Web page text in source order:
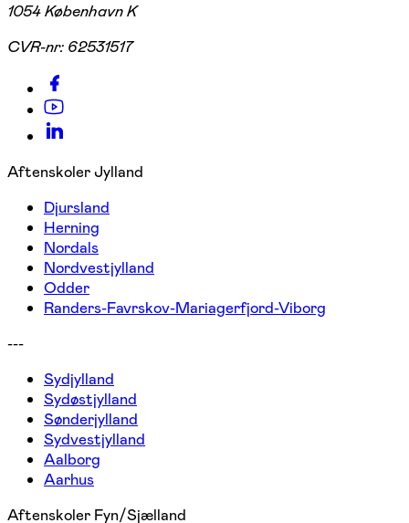
1054 København K
CVR-nr: 62531517
Aftenskoler Jylland
Djursland
Herning
Nordals
Nordvestjylland
Odder
Randers-Favrskov-Mariagerfjord-Viborg
---
Sydjylland
Sydøstjylland
Sønderjylland
Sydvestjylland
Aalborg
Aarhus
Aftenskoler Fyn/Sjælland